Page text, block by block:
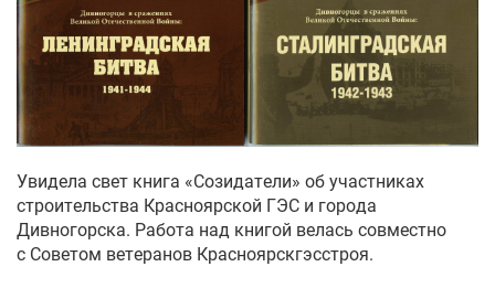
Увидела свет книга «Созидатели» об участниках
строительства Красноярской ГЭС и города
Дивногорска. Работа над книгой велась совместно
с Советом ветеранов Красноярскгэсстроя.